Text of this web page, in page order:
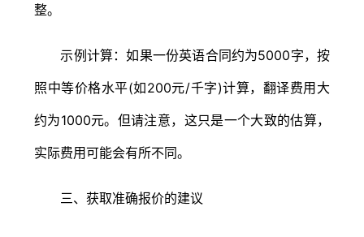
整。
示例计算：如果一份英语合同约为5000字，按
照中等价格水平(如200元/千字)计算，翻译费用大
约为1000元。但请注意，这只是一个大致的估算，
实际费用可能会有所不同。
三、获取准确报价的建议